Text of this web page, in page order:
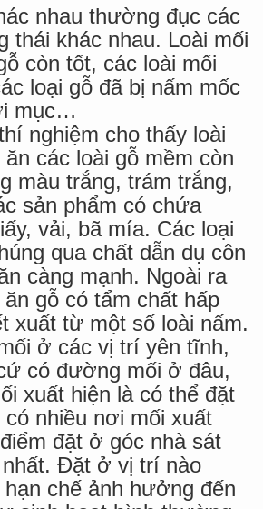
nhau thường đục các
thái khác nhau. Loài mối
còn tốt, các loài mối
loại gỗ đã bị nấm mốc
mục…
nghiệm cho thấy loài
các loài gỗ mềm còn
màu trắng, trám trắng,
sản phẩm có chứa
vải, bã mía. Các loại
qua chất dẫn dụ côn
càng mạnh. Ngoài ra
gỗ có tẩm chất hấp
xuất từ một số loài nấm.
ở các vị trí yên tĩnh,
có đường mối ở đâu,
xuất hiện là có thể đặt
nhiều nơi mối xuất
đặt ở góc nhà sát
Đặt ở vị trí nào
chế ảnh hưởng đến